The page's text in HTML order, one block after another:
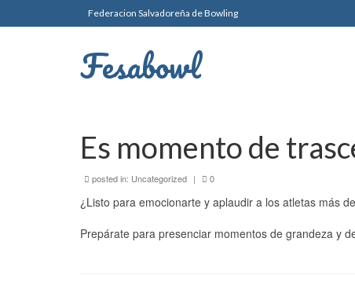
Federacion Salvadoreña de Bowling
Fesabowl
Es momento de
posted in: Uncategorized | 0
¿Listo para emocionarte y aplaudir a los atletas más
Prepárate para presenciar momentos de grandeza y